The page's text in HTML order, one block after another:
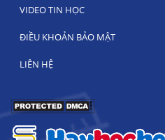
VIDEO TIN HỌC
ĐIỀU KHOẢN BẢO MẬT
LIÊN HỆ